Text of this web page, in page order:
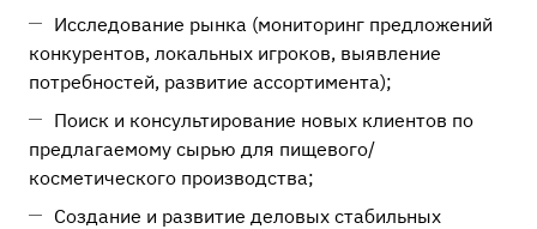
Исследование рынка (мониторинг предложений
конкурентов, локальных игроков, выявление
потребностей, развитие ассортимента);
Поиск и консультирование новых клиентов по
предлагаемому сырью для пищевого/
косметического производства;
Создание и развитие деловых стабильных